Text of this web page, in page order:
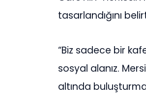
tasarlandığını
“Biz sadece bir
sosyal alanız.
altında